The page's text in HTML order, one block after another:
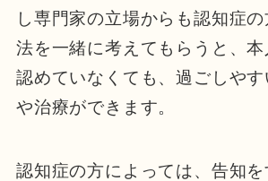
し専門家の立場からも認知症
法を一緒に考えてもらうと、
認めていなくても、過ごしやす
や治療ができます。
認知症の方によっては、告知を